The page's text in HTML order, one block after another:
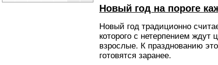
Новый год на пороге
Новый год традиционно
которого с нетерпением ждут
взрослые. К празднованию
готовятся заранее.